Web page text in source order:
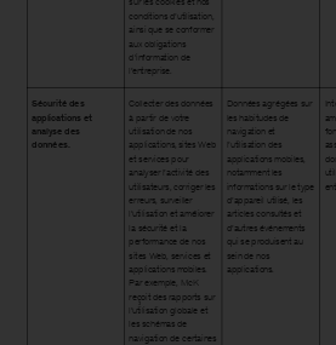
sur les cookies et nos
conditions d’utilisation,
ainsi que se conformer
aux obligations
d’information de
l’entreprise.
Sécurité des
applications et
analyse des
données.
Collecter des données
à partir de votre
utilisation de nos
applications, sites Web
et services pour
analyser l’activité des
utilisateurs, corriger les
erreurs, surveiller
l’utilisation et améliorer
la sécurité et la
performance de nos
sites Web, services et
applications mobiles.
Par exemple, McK
reçoit des rapports sur
l’utilisation globale et
les schémas de
navigation de certaines
Données agrégées sur
les habitudes de
navigation et
l’utilisation des
applications mobiles,
notamment les
informations sur le type
d’appareil utilisé, les
articles consultés et
d’autres événements
qui se produisent au
sein de nos
applications.